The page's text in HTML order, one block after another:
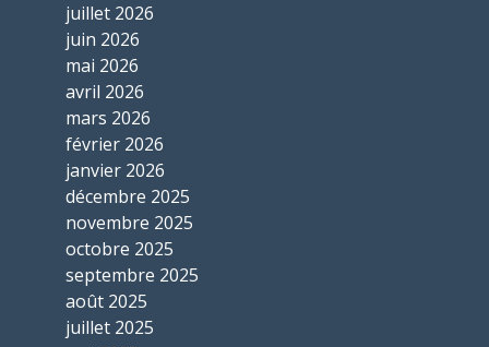
juillet 2026
juin 2026
mai 2026
avril 2026
mars 2026
février 2026
janvier 2026
décembre 2025
novembre 2025
octobre 2025
septembre 2025
août 2025
juillet 2025